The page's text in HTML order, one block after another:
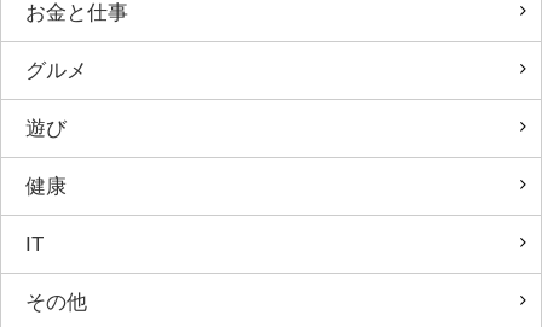
お金と仕事
グルメ
遊び
健康
IT
その他